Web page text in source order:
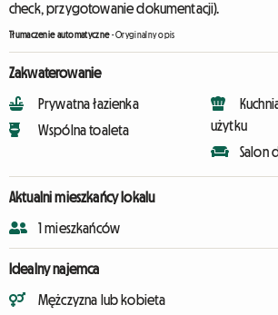
check, przygotowanie dokumentacji).
Tłumaczenie automatyczne-Oryginalny opis
Zakwaterowanie
Prywatna łazienka
Wspólna toaleta
użytku
Salon
Aktualni mieszkańcy lokalu
1 mieszkańców
Idealny najemca
Mężczyzna lub kobieta